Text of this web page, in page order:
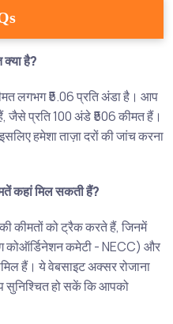
है?
लगभग ₹5.06 प्रति अंडा है। आप
जैसे प्रति 100 अंडे ₹506 कीमत हैं।
हमेशा ताज़ा दरों की जांच करना
कहां मिल सकती हैं?
कीमतों को ट्रैक करते हैं, जिनमें
कोऑर्डिनेशन कमेटी - NECC) और
हैं। ये वेबसाइट अक्सर रोजाना
सुनिश्चित हो सकें कि आपको